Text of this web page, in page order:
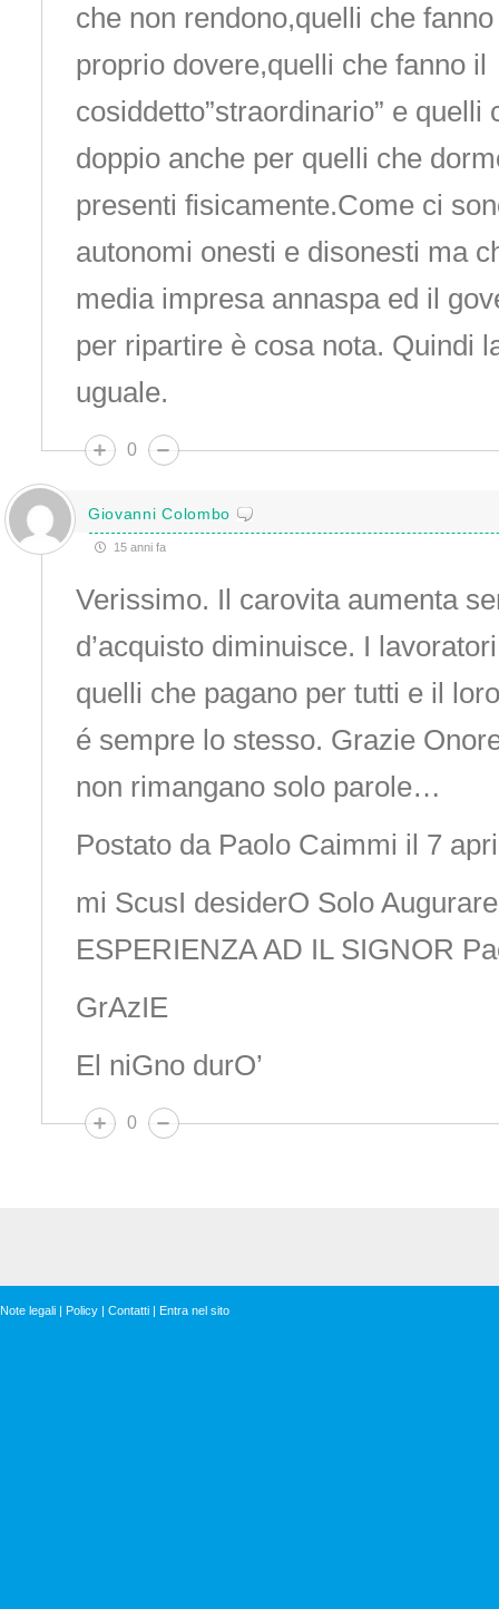
che non rendono,quelli che
proprio dovere,quelli che fanno il
cosiddetto”straordinario” e quelli
doppio anche per quelli che
presenti fisicamente.Come ci
autonomi onesti e disonesti ma
media impresa annaspa ed il
per ripartire è cosa nota. Quindi
uguale.
0
Giovanni Colombo
15 anni fa
Verissimo. Il carovita aumenta
d’acquisto diminuisce. I
quelli che pagano per tutti e il
é sempre lo stesso. Grazie
non rimangano solo parole…
Postato da Paolo Caimmi il 7
mi ScusI desiderO Solo
ESPERIENZA AD IL SIGNOR
GrAzIE
El niGno durO’
0
Note legali | Policy | Contatti | Entra nel sito